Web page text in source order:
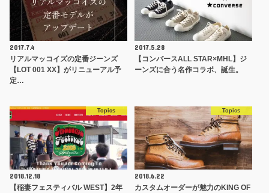
2017.7.4
リアルマッコイズの定番ジーンズ
【LOT 001 XX】がリニューアル予
定…
2017.5.28
【コンバースALL STAR×MHL】ジ
ーンズに合う名作コラボ、誕生。
Topics
2018.12.18
【稲妻フェスティバル WEST】2年
Topics
2018.6.22
カスタムオーダーが魅力のKING OF